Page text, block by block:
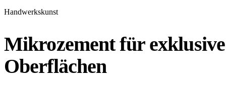
Handwerkskunst
Mikrozement für
Oberflächen